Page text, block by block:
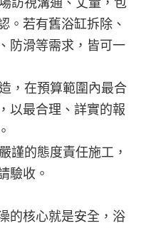
。若有舊浴缸拆除、
防滑等需求，皆可一
，在預算範圍內最合
以最合理、詳實的報
謹的態度責任施工，
驗收。
的核心就是安全，浴